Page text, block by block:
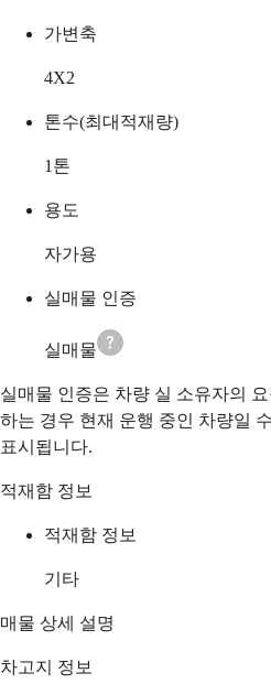
가변축
4X2
톤수(최대적재량)
1 톤
용도
자가용
실매물 인증
실매물
실매물 인증은 차량 실 소유자의
하는 경우 현재 운행 중인 차량일
표시됩니다.
적재함 정보
적재함 정보
기타
매물 상세 설명
차고지 정보